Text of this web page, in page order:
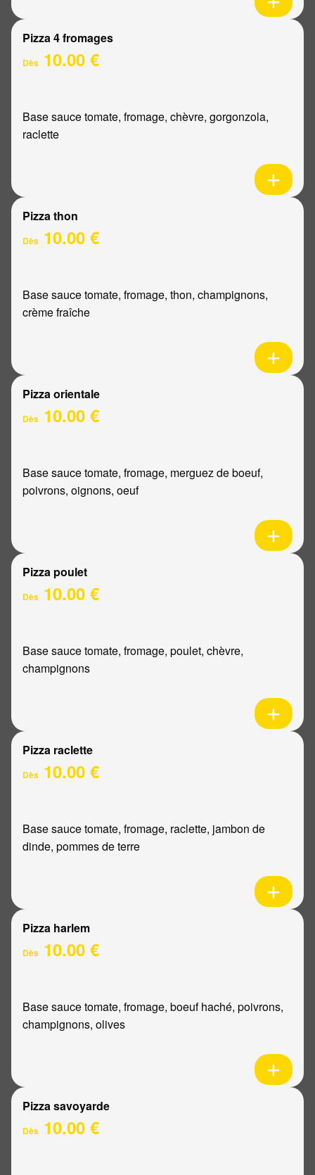
Pizza 4 fromages
Dès 10.00 €
Base sauce tomate, fromage, chèvre, gorgonzola,
raclette
Pizza thon
Dès 10.00 €
Base sauce tomate, fromage, thon, champignons,
crème fraîche
Pizza orientale
Dès 10.00 €
Base sauce tomate, fromage, merguez de boeuf,
poivrons, oignons, oeuf
Pizza poulet
Dès 10.00 €
Base sauce tomate, fromage, poulet, chèvre,
champignons
Pizza raclette
Dès 10.00 €
Base sauce tomate, fromage, raclette, jambon de
dinde, pommes de terre
Pizza harlem
Dès 10.00 €
Base sauce tomate, fromage, boeuf haché, poivrons,
champignons, olives
Pizza savoyarde
Dès 10.00 €